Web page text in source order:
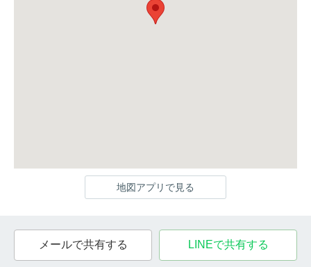
地図アプリで見る
メールで共有する LINEで共有する